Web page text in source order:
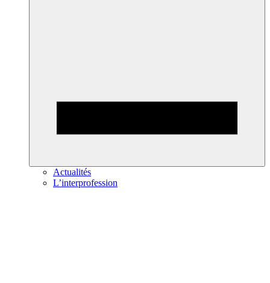
Actualités
L’interprofession